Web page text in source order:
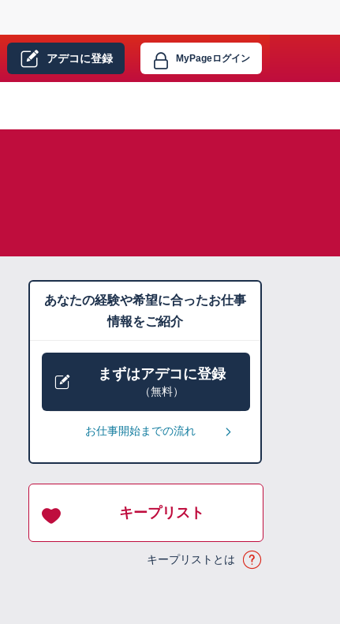
アデコに登録 MyPageログイン
あなたの経験や希望に合ったお仕事
情報をご紹介
まずはアデコに登録
（無料）
お仕事開始までの流れ
キープリスト
キープリストとは